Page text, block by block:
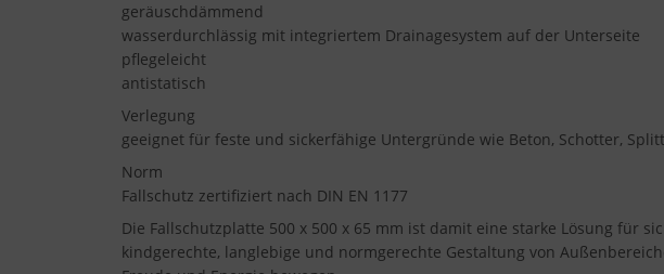
geräuschdämmend
wasserdurchlässig mit integriertem Drainagesystem auf der Unterseite
pflegeleicht
antistatisch
Verlegung
geeignet für feste und sickerfähige Untergründe wie Beton, Schotter,
Norm
Fallschutz zertifiziert nach DIN EN 1177
Die Fallschutzplatte 500 x 500 x 65 mm ist damit eine starke Lösung für
kindgerechte, langlebige und normgerechte Gestaltung von